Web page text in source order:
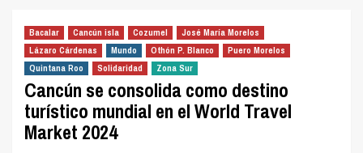
Bacalar Cancún isla Cozumel
José María Morelos
Lázaro Cárdenas
Mundo Othón P. Blanco
Puero Morelos
Quintana Roo
Solidaridad Zona Sur
Cancún se consolida como destino
turístico mundial en el World Travel
Market 2024